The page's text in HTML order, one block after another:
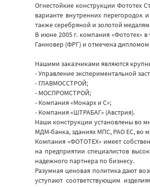
Огнестойкие конструкции Фототех
варианте внутренних перегородок
также серебряной и золотой
В июне 2005 г. компания «Фототех»
Ганновер (ФРГ) и отмечена дипломом
Нашими заказчиками являются
- Управление экспериментальной
- ГЛАВМОССТРОЙ;
- МОСПРОМСТРОЙ;
- Компания «Монарх и С»;
- Компания «ШТРАБАГ» (Австрия).
Наши конструкции установлены во
МДМ-банка, зданиях МПС, РАО ЕС, во
Компания «ФОТОТЕХ» имеет
на предприятии специалистов
надежного партнера по бизнесу.
Разумная ценовая политика дают
уступают соответствующим